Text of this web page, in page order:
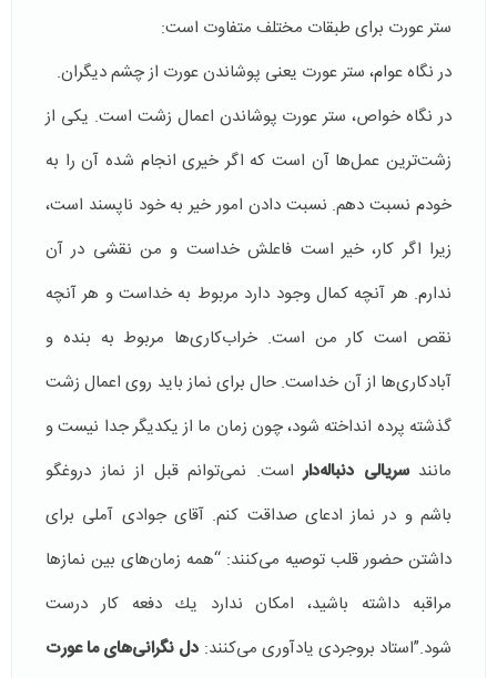
ستر عورت برای طبقات مختلف متفاوت است:‌
در نگاه عوام، ستر عورت یعنی پوشاندن عورت از چشم دیگران.
در نگاه خواص، ستر عورت پوشاندن اعمال زشت است. یكی از
زشت‌ترین عمل‌ها آن است كه اگر خیری انجام شده آن را به
خودم نسبت دهم. نسبت دادن امور خیر به خود ناپسند است،
زیرا اگر كار، خیر است فاعلش خداست و من نقشی در آن
ندارم. هر آنچه كمال وجود دارد مربوط به خداست و هر آنچه
نقص است كار من است. خراب‌كاری‌ها مربوط به بنده و
آبادكاری‌ها از آن خداست. حال برای نماز باید روی اعمال زشت
گذشته پرده انداخته شود، چون زمان ما از یكدیگر جدا نیست و
مانندسریالی دنباله‌داراست. نمی‌توانم قبل از نماز دروغگو
باشم و در نماز ادعای صداقت كنم. آقای جوادی آملی برای
داشتن حضور قلب توصیه می‌کنند:‌ “همه زمان‌های بین نمازها
مراقبه داشته باشید، امكان ندارد یك دفعه كار درست
شود.”استاد بروجردی یادآوری می‌كنند: دل نگرانی‌های ما عورت